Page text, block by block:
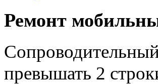
Ремонт
превышать 2